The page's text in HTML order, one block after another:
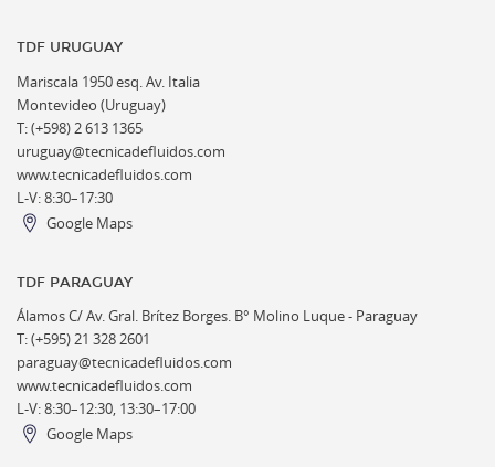
TDF URUGUAY
Mariscala 1950 esq. Av. Italia
Montevideo (Uruguay)
T: (+598) 2 613 1365
uruguay@tecnicadefluidos.com
www.tecnicadefluidos.com
L-V: 8:30–17:30
Google Maps
TDF PARAGUAY
Álamos C/ Av. Gral. Brítez Borges. B° Molino Luque - Paraguay
T: (+595) 21 328 2601
paraguay@tecnicadefluidos.com
www.tecnicadefluidos.com
L-V: 8:30–12:30, 13:30–17:00
Google Maps